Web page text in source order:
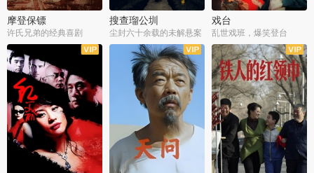
摩登保镖
许氏兄弟的经典喜剧
搜查瑠公圳
尘封六十余载的未解悬案
戏台
乱世戏班，爆笑登台